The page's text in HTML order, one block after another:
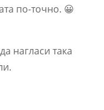
по-точно. 😀
нагласи така